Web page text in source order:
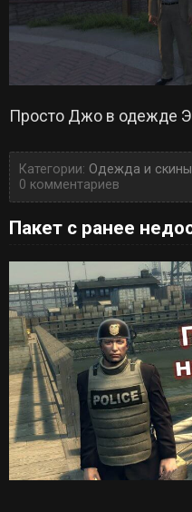
Просто Джо в одежде
Категории: Одежда и скины
0 комментариев
Пакет с ранее